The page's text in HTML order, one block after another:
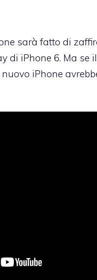
sarà fatto di
di iPhone 6. Ma
iPhone